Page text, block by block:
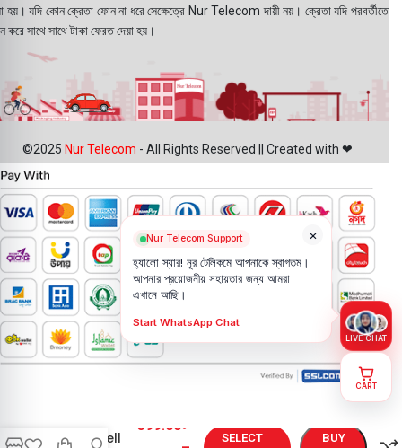
হয়। যদি কোন ক্রেতা ফোন না ধরে সেক্ষেত্রে Nur Telecom দায়ী নয়। ক্রেতা যদি পরবর্তীতে
করে সাথে সাথে টাকা ফেরত দেয়া হয়।
©2025 Nur Telecom - All Rights Reserved || Created with ❤
Backshell
399.00৳
SELECT BUY
×
Nur Telecom Support
হ্যালো স্যার! নূর টেলিকমে আপনাকে স্বাগতম।
আপনার প্রয়োজনীয় সহায়তার জন্য আমরা
এখানে আছি।
Start WhatsApp Chat
LIVE CHAT
CART